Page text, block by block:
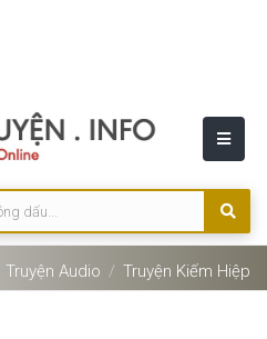
Truyện Audio Truyện Kiếm Hiệp